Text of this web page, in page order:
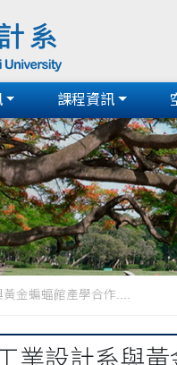
課程資訊
金蝙蝠館產學合作....
業設計系與